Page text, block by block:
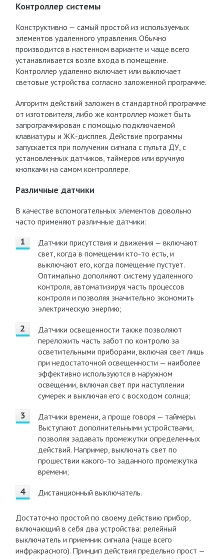
Контроллер системы
Конструктивно — самый простой из используемых
элементов удаленного управления. Обычно
производится в настенном варианте и чаще всего
устанавливается возле входа в помещение.
Контроллер удаленно включает или выключает
световые устройства согласно заложенной программе.
Алгоритм действий заложен в стандартной программе
от изготовителя, либо же контроллер может быть
запрограммирован с помощью подключаемой
клавиатуры и ЖК-дисплея. Действие программы
запускается при получении сигнала с пульта ДУ, с
установленных датчиков, таймеров или вручную
кнопками на самом контроллере.
Различные датчики
В качестве вспомогательных элементов довольно
часто применяют различные датчики:
Датчики присутствия и движения — включают
свет, когда в помещении кто-то есть, и
выключают его, когда помещение пустует.
Оптимально дополняют систему удаленного
контроля, автоматизируя часть процессов
контроля и позволяя значительно экономить
электрическую энергию;
Датчики освещенности также позволяют
переложить часть забот по контролю за
осветительными приборами, включая свет лишь
при недостаточной освещенности — наиболее
эффективно используются в наружном
освещении, включая свет при наступлении
сумерек и выключая его с восходом солнца;
Датчики времени, а проще говоря — таймеры.
Выступают дополнительными устройствами,
позволяя задавать промежутки определенных
действий. Например, выключать свет по
прошествии какого-то заданного промежутка
времени;
Дистанционный выключатель.
Достаточно простой по своему действию прибор,
включающий в себя два устройства: релейный
выключатель и приемник сигнала (чаще всего
инфракрасного). Принцип действия предельно прост —